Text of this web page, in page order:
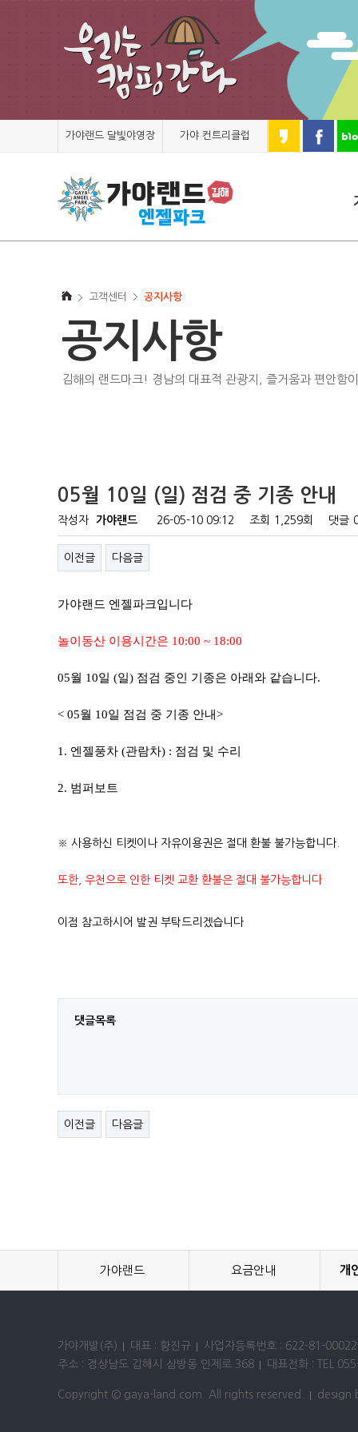
가야랜드 달빛야영장 가야 컨트리클럽
고객센터 공지사항
공지사항
김해의 랜드마크! 경남의 대표적 관광지, 즐거움과 편안함
05월 10일 (일) 점검 중 기종 안내
작성자 가야랜드 26-05-10 09:12 조회 1,259회 댓글
이전글 다음글
가야랜드 엔젤파크입니다
놀이동산 이용시간은 10:00 ~ 18:00
05월 10일 (일) 점검 중인 기종은 아래와 같습니다.
< 05월 10일 점검 중 기종 안내>
1. 엔젤풍차 (관람차) : 점검 및 수리
2. 범퍼보트
※ 사용하신 티켓이나 자유이용권은 절대 환불 불가능합니다.
또한, 우천으로 인한 티켓 교환 환불은 절대 불가능합니다
이점 참고하시어 발권 부탁드리겠습니다
댓글목록
이전글 다음글
가야랜드 요금안내 개
가야개발(주) 대표 : 황진규 사업자등록번호 : 622-81-00022
주소 : 경상남도 김해시 삼방동 인제로 368
대표전화 : TEL
Copyright © gaya-land.com. All rights reserved. design